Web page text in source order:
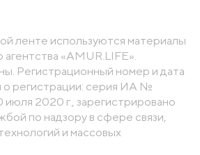
ленте используются материалы
«AMUR.LIFE».
Регистрационный номер и дата
о регистрации: серия ИА №
2020 г., зарегистрировано
по надзору в сфере связи,
и массовых